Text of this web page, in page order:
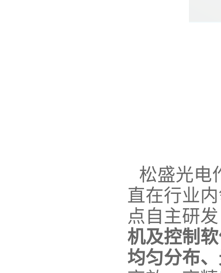
松盛光电
直在行业
点自主研
机及控制
均匀分布